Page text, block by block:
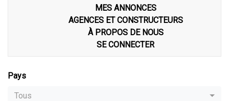
MES ANNONCES
AGENCES ET CONSTRUCTEURS
À PROPOS DE NOUS
SE CONNECTER
Pays
Tous